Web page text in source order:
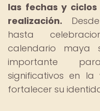
las fechas y
realización.
hasta
calendario maya
importante
significativos en
fortalecer su